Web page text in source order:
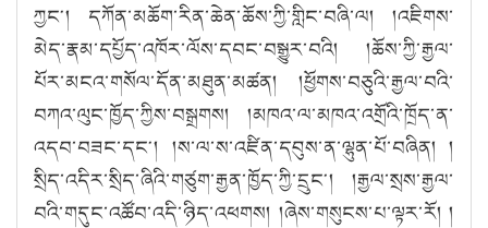
ཀྱང༌། དཀོན་མཆོག་རིན་ཆེན་ཆོས་ཀྱི་གླིང་བཞི་ལ། །འཇིགས་
མེད་རྣམ་དཔྱོད་འཁོར་ལོས་དབང་བསྒྱུར་བའི། །ཆོས་ཀྱི་རྒྱལ་
པོར་མངའ་གསོལ་དོན་མཐུན་མཚན། །ཕྱོགས་བཅུའི་རྒྱལ་བའི་
བཀའ་ལུང་ཁྱོད་ཀྱིས་བསྒྲགས། །མཁའ་ལ་མཁའ་འགྲོའི་ཁྲོད་ན་
འདབ་བཟང་དང༌། །ས་ལ་ས་འཛིན་དབུས་ན་ལྷུན་པོ་བཞིན། །
སྲིད་འདིར་སྲིད་ཞིའི་གཙུག་རྒྱན་ཁྱོད་ཀྱི་དྲུང༌། །རྒྱལ་སྲས་རྒྱལ་
བའི་གདུང་འཚོབ་འདི་ཉིད་འཕགས། །ཞེས་གསུངས་པ་ལྟར་རོ། །